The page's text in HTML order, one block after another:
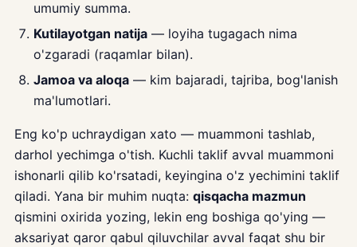
umumiy summa.
Kutilayotgan natija — loyiha tugagach nima
o'zgaradi (raqamlar bilan).
Jamoa va aloqa — kim bajaradi, tajriba, bog'lanish
ma'lumotlari.
Eng ko'p uchraydigan xato — muammoni tashlab,
darhol yechimga o'tish. Kuchli taklif avval muammoni
ishonarli qilib ko'rsatadi, keyingina o'z yechimini taklif
qiladi. Yana bir muhim nuqta: qisqacha mazmun
qismini oxirida yozing, lekin eng boshiga qo'ying —
aksariyat qaror qabul qiluvchilar avval faqat shu bir